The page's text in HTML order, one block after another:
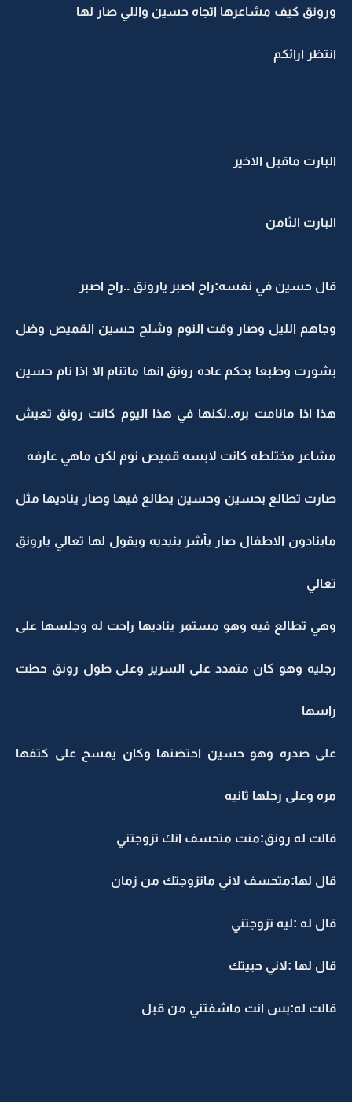
ورونق كيف مشاعرها اتجاه حسين واللي صار لها
انتظر ارائكم
البارت ماقبل الاخير
البارت الثامن
قال حسين في نفسه:راح اصبر يارونق ..راح اصبر
وجاهم الليل وصار وقت النوم وشلح حسين القميص وضل
بشورت وطبعا بحكم عاده رونق انها ماتنام الا اذا نام حسين
هذا اذا مانامت بره..لكنها في هذا اليوم كانت رونق تعيش
مشاعر مختلطه كانت لابسه قميص نوم لكن ماهي عارفه
صارت تطالع بحسين وحسين يطالع فيها وصار يناديها مثل
ماينادون الاطفال صار يأشر بئيديه ويقول لها تعالي يارونق
تعالي
وهي تطالع فيه وهو مستمر يناديها راحت له وجلسها على
رجليه وهو كان متمدد على السرير وعلى طول رونق حطت
راسها
على صدره وهو حسين احتضنها وكان يمسح على كتفها
مره وعلى رجلها ثانيه
قالت له رونق:منت متحسف انك تزوجتني
قال لها:متحسف لاني ماتزوجتك من زمان
قال له :ليه تزوجتني
قال لها :لاني حبيتك
قالت له:بس انت ماشفتني من قبل